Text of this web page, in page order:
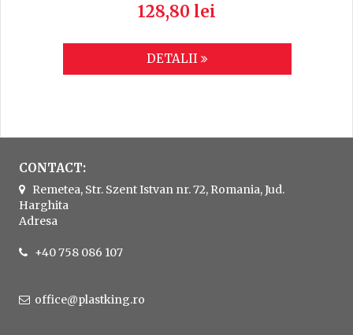
128,80 lei
DETALII
CONTACT:
Remetea, Str. Szent Istvan nr. 72, Romania, Jud.
Harghita
Adresa
+40 758 086 107
office@plastking.ro